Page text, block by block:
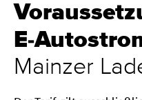
E-
Mainzer